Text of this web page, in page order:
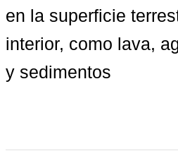
en la superficie
interior, como lava,
y sedimentos